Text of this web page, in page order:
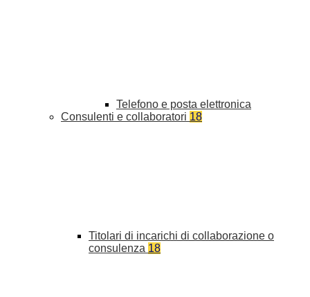
Telefono e posta elettronica
Consulenti e collaboratori 18
Titolari di incarichi di collaborazione o
consulenza 18